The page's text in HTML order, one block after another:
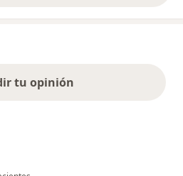
tu opinión